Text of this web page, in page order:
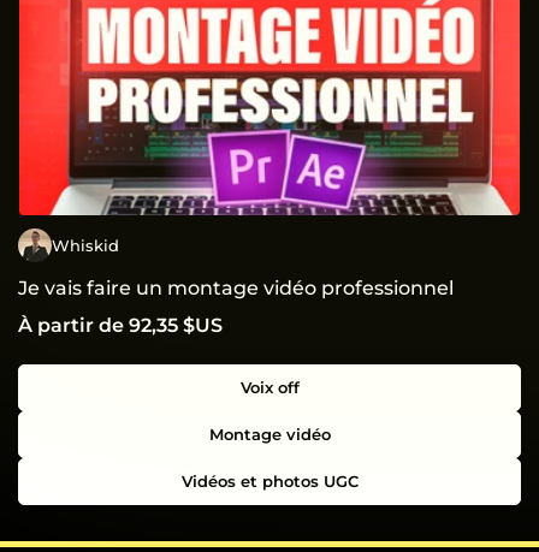
Whiskid
Je vais faire un montage vidéo professionnel
À partir de 92,35 $US
Voix off
Montage vidéo
Vidéos et photos UGC